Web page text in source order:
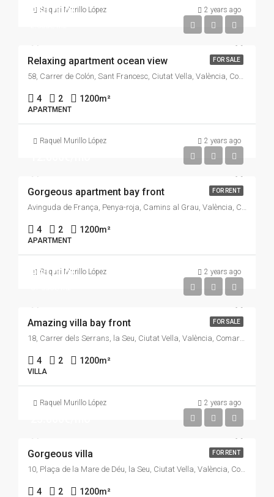
Raquel Murillo López 2 years ago
FOR SALE
250.000€
Relaxing apartment ocean view
58, Carrer de Colón, Sant Francesc, Ciutat Vella, València, Comarca de València, València / Valencia, Comunitat Valenciana, 46004, España
4 2 1200m²
APARTMENT
Raquel Murillo López 2 years ago
FOR RENT
Gorgeous apartment bay front
Avinguda de França, Penya-roja, Camins al Grau, València, Comarca de València, València / Valencia, Comunitat Valenciana, 46023, España
4 2 1200m²
APARTMENT
Raquel Murillo López 2 years ago
FOR SALE
990.000€
Amazing villa bay front
18, Carrer dels Serrans, la Seu, Ciutat Vella, València, Comarca de València, València / Valencia, Comunitat Valenciana, 46003, España
4 2 1200m²
VILLA
Raquel Murillo López 2 years ago
FOR RENT
Gorgeous villa
10, Plaça de la Mare de Déu, la Seu, Ciutat Vella, València, Comarca de València, València / Valencia, Comunitat Valenciana, 46003, España
4 2 1200m²